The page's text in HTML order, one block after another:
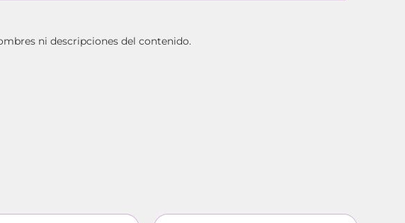
ni descripciones del contenido.